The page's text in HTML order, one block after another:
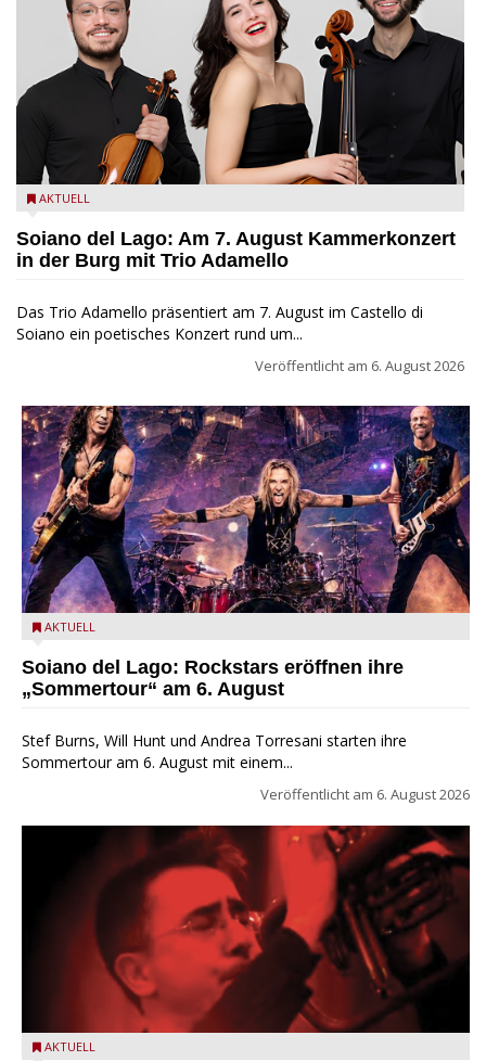
Trio Adamello
AKTUELL
Soiano del Lago: Am 7. August Kammerkonzert
in der Burg mit Trio Adamello
Das Trio Adamello präsentiert am 7. August im Castello di
Soiano ein poetisches Konzert rund um...
Veröffentlicht am 6. August 2026
Stef Burns, Will Hunt und Andrea Torresani im Summer Rock
AKTUELL
Soiano del Lago: Rockstars eröffnen ihre
„Sommertour“ am 6. August
Stef Burns, Will Hunt und Andrea Torresani starten ihre
Sommertour am 6. August mit einem...
Veröffentlicht am 6. August 2026
Beppe Zorzella Trio zu Gast beim Garda Jazz Festival
AKTUELL